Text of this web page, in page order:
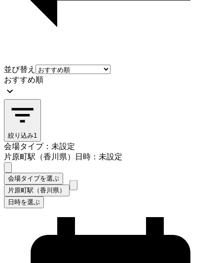
並び替え
おすすめ順
絞り込み1
会場タイプ：未設定
片原町駅（香川県）
日時：未設定
会場タイプを選ぶ
片原町駅（香川県）
日時を選ぶ